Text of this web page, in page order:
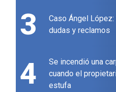
3
Caso Ángel
dudas y reclamos
4
Se incendió una
cuando el
estufa